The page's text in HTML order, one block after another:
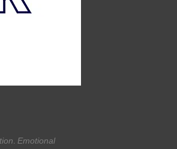
Emotional